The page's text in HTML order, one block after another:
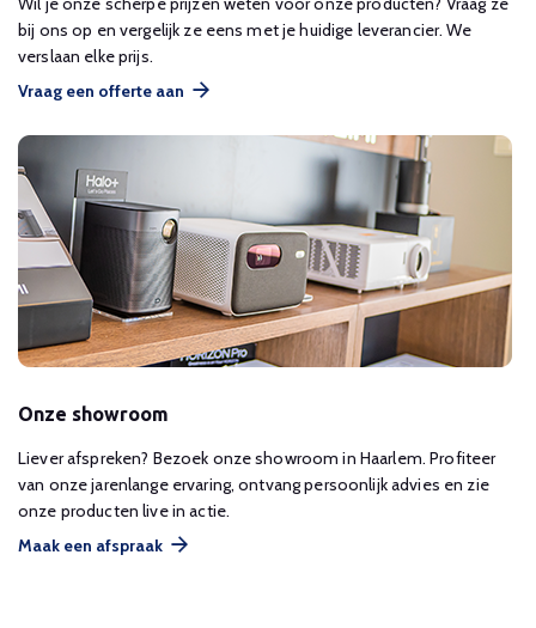
bij ons op en vergelijk ze eens met je huidige leverancier. We
verslaan elke prijs.
Vraag een offerte aan
Onze showroom
Liever afspreken? Bezoek onze showroom in Haarlem. Profiteer
van onze jarenlange ervaring, ontvang persoonlijk advies en zie
onze producten live in actie.
Maak een afspraak